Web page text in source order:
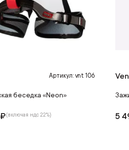
Артикул: vnt 106
беседка «Neon»
(включая ндс 22%) 5